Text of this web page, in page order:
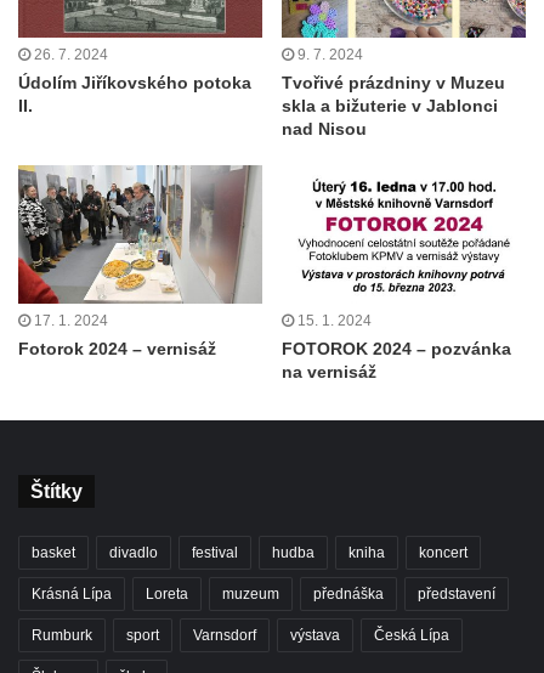
26. 7. 2024
Údolím Jiříkovského potoka
II.
9. 7. 2024
Tvořivé prázdniny v Muzeu
skla a bižuterie v Jablonci
nad Nisou
17. 1. 2024
Fotorok 2024 – vernisáž
15. 1. 2024
FOTOROK 2024 – pozvánka
na vernisáž
Štítky
basket divadlo festival hudba kniha koncert
Krásná Lípa Loreta muzeum přednáška představení
Rumburk sport Varnsdorf výstava Česká Lípa